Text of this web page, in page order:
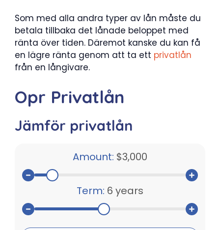
Som med alla andra typer av lån måste du
betala tillbaka det lånade beloppet med
ränta över tiden. Däremot kanske du kan få
en lägre ränta genom att ta ett privatlån
från en långivare.
Opr Privatlån
Jämför privatlån
Amount: $3,000
Term: 6 years